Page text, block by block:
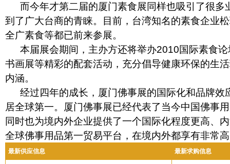
而今年才第二届的厦门素食展同样也吸引了很多
到了广大台商的青睐。目前，台湾知名的素食企业
全广素食等都已前来参展。
本届展会期间，主办方还将举办2010国际素食论
书画展等精彩的配套活动，充分倡导健康环保的生
内涵。
经过四年的成长，厦门佛事展的国际化和品牌效
居全球第一。厦门佛事展已经代表了当今中国佛事
同时也为境内外企业提供了一个国际化程度更高、
全球佛事用品第一贸易平台，在境内外都享有非常
最新供应信息 最新求购信息